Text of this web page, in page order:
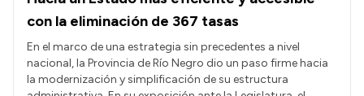
Convocatorias
Intranet
Login
con la eliminación de 367 tasas
En el marco de una estrategia sin precedentes a nivel
nacional, la Provincia de Río Negro dio un paso firme hacia
la modernización y simplificación de su estructura